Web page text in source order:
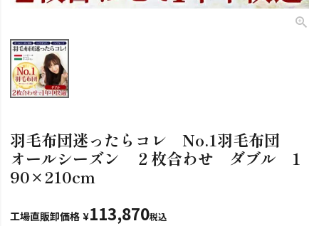
羽毛布団迷ったらコレ No.1羽毛布団
オールシーズン ２枚合わせ ダブル 1
90×210cm
工場直販卸価格 ¥113,870税込